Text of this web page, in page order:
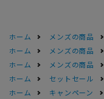
ホーム メンズの商品
ホーム
メンズの商品
ホーム
メンズの商品
ホーム
セットセール
ホーム
キャンペーン